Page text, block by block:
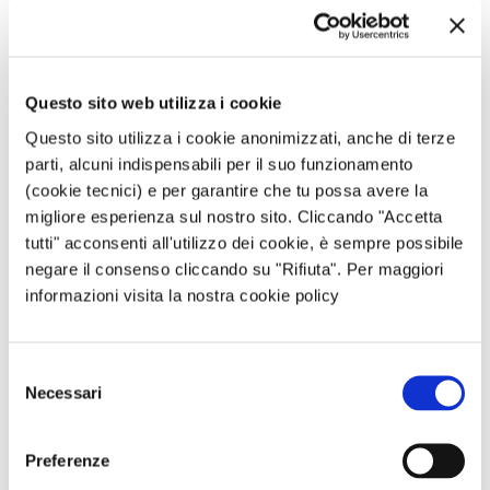
Questo sito web utilizza i cookie
Questo sito utilizza i cookie anonimizzati, anche di terze
parti, alcuni indispensabili per il suo funzionamento
(cookie tecnici) e per garantire che tu possa avere la
migliore esperienza sul nostro sito. Cliccando "Accetta
tutti" acconsenti all'utilizzo dei cookie, è sempre possibile
negare il consenso cliccando su "Rifiuta". Per maggiori
informazioni visita la nostra cookie policy
delNecessari
Preferenze
Nome*
Email
Questo sito è protetto da reCAPTCHA, ed è soggetto alla